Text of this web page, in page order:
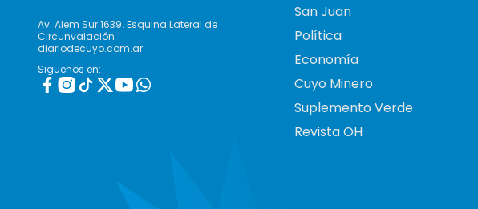
Av. Alem Sur 1639. Esquina Lateral de
Circunvalación
diariodecuyo.com.ar
Siguenos en:
San Juan
Política
Economía
Cuyo Minero
Suplemento Verde
Revista OH